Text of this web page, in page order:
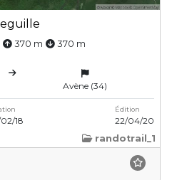
370 m 370 m
Avène (34)
18
Édition
22/04/20
randotrail_1